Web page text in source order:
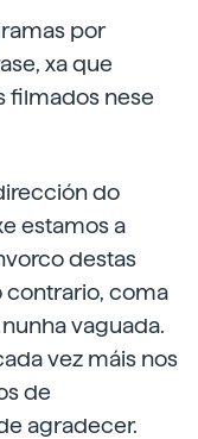
por
xa que
filmados nese
do
estamos a
destas
contrario, coma
vaguada.
vez máis nos
de
agradecer.